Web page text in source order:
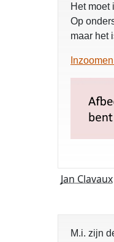
Het moet
Op
maar het
Jan Clavaux
M.i. zijn